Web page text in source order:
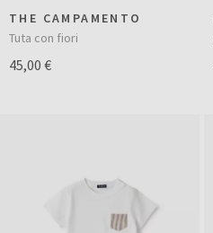
THE CAMPAMENTO
Tuta con fiori
45,00 €